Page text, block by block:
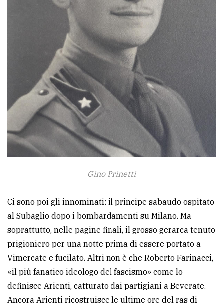
Gino Prinetti
Ci sono poi gli innominati: il principe sabaudo ospitato
al Subaglio dopo i bombardamenti su Milano. Ma
soprattutto, nelle pagine finali, il grosso gerarca tenuto
prigioniero per una notte prima di essere portato a
Vimercate e fucilato. Altri non è che Roberto Farinacci,
«il più fanatico ideologo del fascismo» come lo
definisce Arienti, catturato dai partigiani a Beverate.
Ancora Arienti ricostruisce le ultime ore del ras di